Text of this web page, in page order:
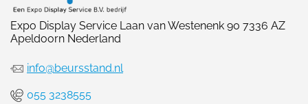
Expo Display Service Laan van Westenenk 90 7336 AZ
Apeldoorn Nederland
info@beursstand.nl
055 3238555